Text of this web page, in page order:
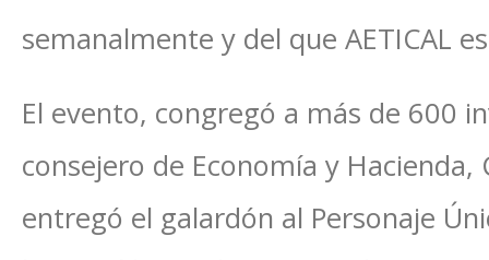
semanalmente y del que AETICAL
El evento, congregó a más de 600
consejero de Economía y
entregó el galardón al Personaje